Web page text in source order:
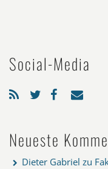
Social-Media
Neueste
Dieter Gabriel zu